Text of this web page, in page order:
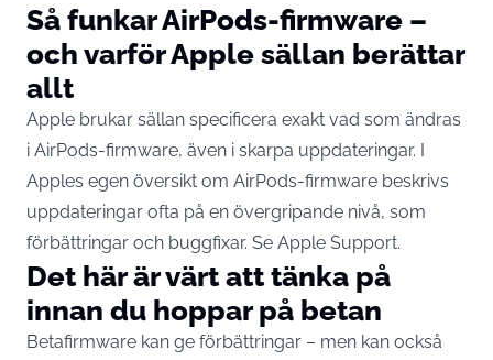
Så funkar AirPods-firmware –
och varför Apple sällan berättar
allt
Apple brukar sällan specificera exakt vad som ändras
i AirPods-firmware, även i skarpa uppdateringar. I
Apples egen översikt om AirPods-firmware beskrivs
uppdateringar ofta på en övergripande nivå, som
förbättringar och buggfixar. Se Apple Support.
Det här är värt att tänka på
innan du hoppar på betan
Betafirmware kan ge förbättringar – men kan också